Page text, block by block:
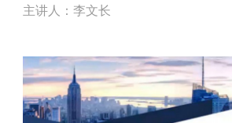
主讲人：李文长